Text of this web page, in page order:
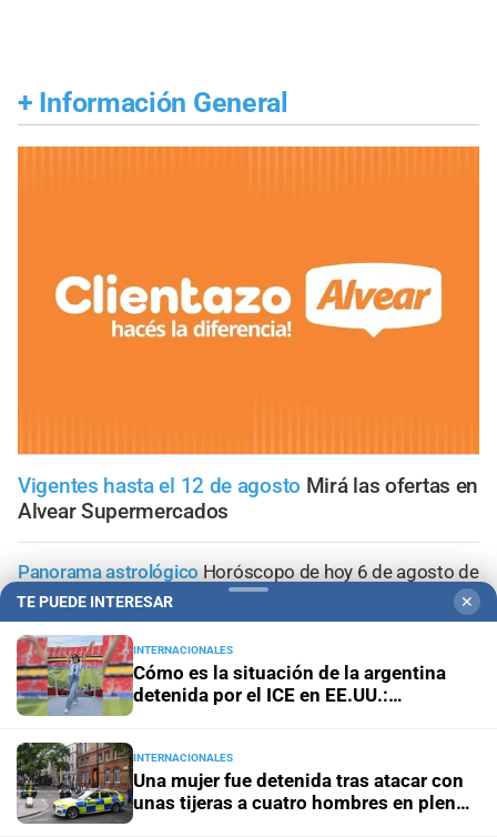
+ Información General
Vigentes hasta el 12 de agosto Mirá las ofertas en
Alvear Supermercados
Panorama astrológico Horóscopo de hoy 6 de agosto de
2026
Horóscopo del díaHoróscopo de hoy para Piscis: 06 de
agosto de 2026
de agosto de 2026
Horóscopo del díaHoróscopo de hoy para Capricornio:
TE PUEDE INTERESAR ✕
INTERNACIONALES
Cómo es la situación de la argentina
detenida por el ICE en EE.UU.:
INTERNACIONALES
Una mujer fue detenida tras atacar con
unas tijeras a cuatro hombres en pleno